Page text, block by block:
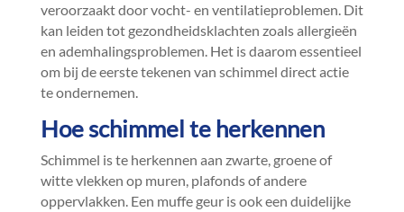
veroorzaakt door vocht- en ventilatieproblemen.​ Dit
kan leiden tot gezondheidsklachten zoals allergieën
en ademhalingsproblemen.​ Het is daarom essentieel
om bij de eerste tekenen van schimmel direct actie
te ondernemen.​
Hoe schimmel te herkennen
Schimmel is te herkennen aan zwarte, groene of
witte vlekken op muren, plafonds of andere
oppervlakken.​ Een muffe geur is ook een duidelijke